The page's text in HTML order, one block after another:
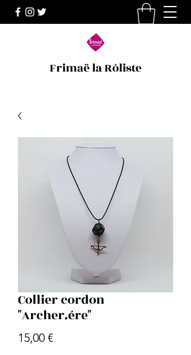
Frimaë la Rôliste
Collier cordon
"Archer.ére"
15,00 €Prix